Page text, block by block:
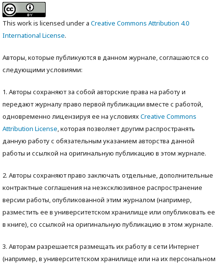
This work is licensed under a Creative Commons Attribution 4.0
International License.
Авторы, которые публикуются в данном журнале, соглашаются со
следующими условиями:
1. Авторы сохраняют за собой авторские права на работу и
передают журналу право первой публикации вместе с работой,
одновременно лицензируя ее на условияхCreative Commons
Attribution License, которая позволяет другим распространять
данную работу с обязательным указанием авторства данной
работы и ссылкой на оригинальную публикацию в этом журнале.
2. Авторы сохраняют право заключать отдельные, дополнительные
контрактные соглашения на неэксклюзивное распространение
версии работы, опубликованной этим журналом (например,
разместить ее в университетском хранилище или опубликовать ее
в книге), со ссылкой на оригинальную публикацию в этом журнале.
3. Авторам разрешается размещать их работу в сети Интернет
(например, в университетском хранилище или на их персональном